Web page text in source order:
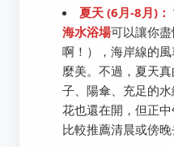
夏天 (6月-8月)：
海水浴場可以讓你
啊！），海岸線的
麼美。不過，夏天
子、陽傘、充足的
花也還在開，但正
比較推薦清晨或傍晚